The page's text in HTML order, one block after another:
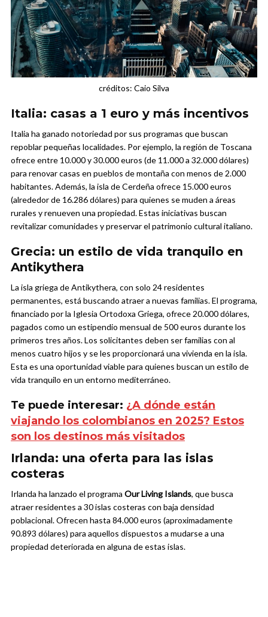
créditos: Caio Silva
Italia: casas a 1 euro y más incentivos
Italia ha ganado notoriedad por sus programas que buscan
repoblar pequeñas localidades. Por ejemplo, la región de Toscana
ofrece entre 10.000 y 30.000 euros (de 11.000 a 32.000 dólares)
para renovar casas en pueblos de montaña con menos de 2.000
habitantes. Además, la isla de Cerdeña ofrece 15.000 euros
(alrededor de 16.286 dólares) para quienes se muden a áreas
rurales y renueven una propiedad. Estas iniciativas buscan
revitalizar comunidades y preservar el patrimonio cultural italiano.
Grecia: un estilo de vida tranquilo en
Antikythera
La isla griega de Antikythera, con solo 24 residentes
permanentes, está buscando atraer a nuevas familias. El programa,
financiado por la Iglesia Ortodoxa Griega, ofrece 20.000 dólares,
pagados como un estipendio mensual de 500 euros durante los
primeros tres años. Los solicitantes deben ser familias con al
menos cuatro hijos y se les proporcionará una vivienda en la isla.
Esta es una oportunidad viable para quienes buscan un estilo de
vida tranquilo en un entorno mediterráneo.
Te puede interesar: ¿A dónde están
viajando los colombianos en 2025? Estos
son los destinos más visitados
Irlanda: una oferta para las islas
costeras
Irlanda ha lanzado el programa Our Living Islands, que busca
atraer residentes a 30 islas costeras con baja densidad
poblacional. Ofrecen hasta 84.000 euros (aproximadamente
90.893 dólares) para aquellos dispuestos a mudarse a una
propiedad deteriorada en alguna de estas islas.